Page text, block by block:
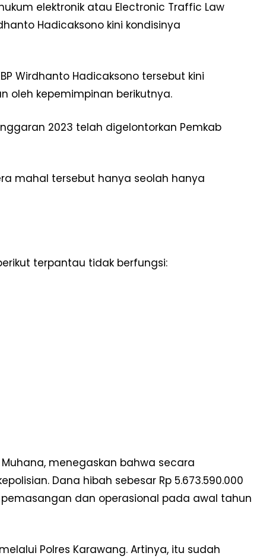
hukum elektronik atau Electronic Traffic Law
Hadicaksono kini kondisinya
Wirdhanto Hadicaksono tersebut kini
oleh kepemimpinan berikutnya.
2023 telah digelontorkan Pemkab
mahal tersebut hanya seolah hanya
terpantau tidak berfungsi:
menegaskan bahwa secara
Dana hibah sebesar Rp 5.673.590.000
dan operasional pada awal tahun
Polres Karawang. Artinya, itu sudah